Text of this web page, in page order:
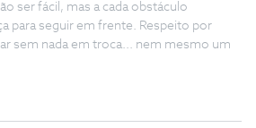
ser fácil, mas a cada obstáculo
para seguir em frente. Respeito por
sem nada em troca... nem mesmo um